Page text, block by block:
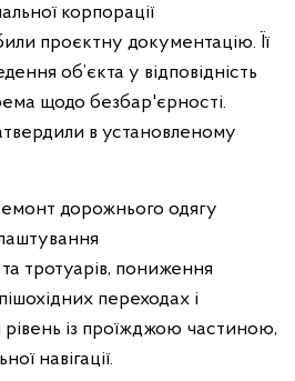
корпорації
проєктну документацію. Її
об’єкта у відповідність
щодо безбар'єрності.
в установленому
дорожнього одягу
тротуарів, пониження
переходах і
рівень із проїжджою частиною,
навігації.